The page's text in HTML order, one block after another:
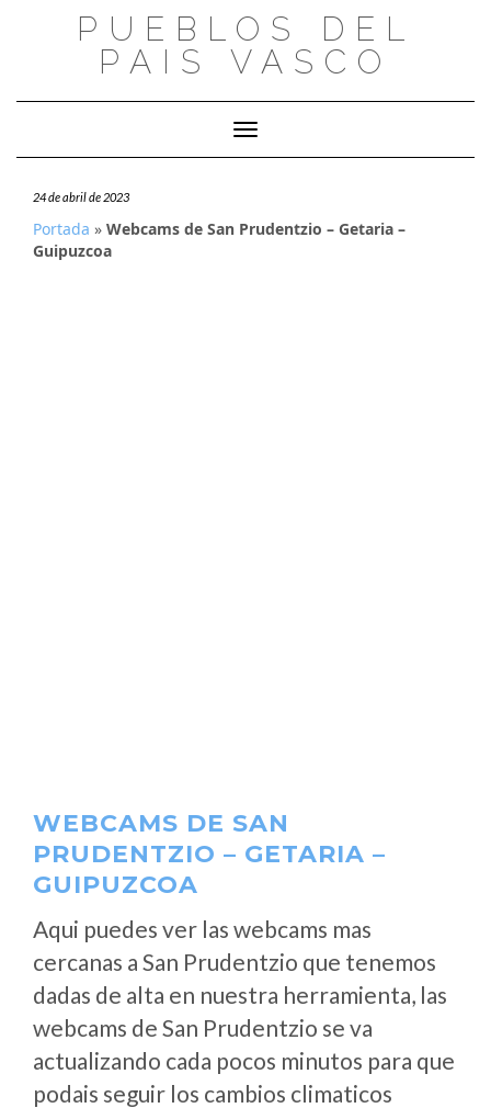
PUEBLOS DEL
PAIS VASCO
Cambiar modo de navegación
24 de abril de 2023
Portada » Webcams de San Prudentzio – Getaria –
Guipuzcoa
WEBCAMS DE SAN
PRUDENTZIO – GETARIA –
GUIPUZCOA
Aqui puedes ver las webcams mas
cercanas a San Prudentzio que tenemos
dadas de alta en nuestra herramienta, las
webcams de San Prudentzio se va
actualizando cada pocos minutos para que
podais seguir los cambios climaticos